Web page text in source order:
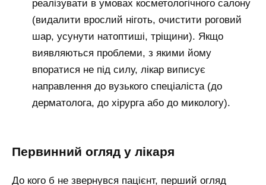
реалізувати в умовах косметологічного салону
(видалити врослий ніготь, очистити роговий
шар, усунути натоптиші, тріщини). Якщо
виявляються проблеми, з якими йому
впоратися не під силу, лікар виписує
направлення до вузького спеціаліста (до
дерматолога, до хірурга або до микологу).
Первинний огляд у лікаря
До кого б не звернувся пацієнт, перший огляд